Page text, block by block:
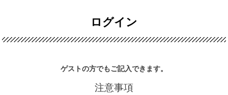
ログイン
ゲストの方でもご記入できます。
注意事項